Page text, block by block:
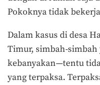
Pokoknya tidak
Dalam kasus di desa
Timur, simbah-simbah
kebanyakan—tentu
yang terpaksa.